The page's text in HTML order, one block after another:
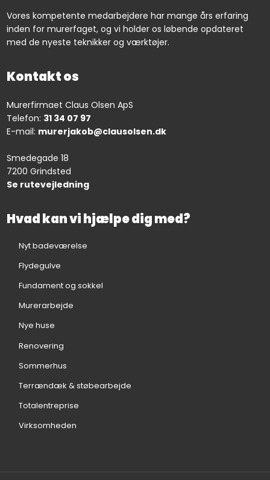
Vores kompetente medarbejdere har mange års erfaring
inden for murerfaget, og vi holder os løbende opdateret
med de nyeste teknikker og værktøjer.
Kontakt os
Murerfirmaet Claus Olsen ApS
Telefon: 31 34 07 97
E-mail: murerjakob@clausolsen.dk
Smedegade 18
7200 Grindsted
Se rutevejledning
Hvad kan vi hjælpe dig med?
Nyt badeværelse
Flydegulve
Fundament og sokkel
Murerarbejde
Nye huse
Renovering
Sommerhus
Terrændæk & støbearbejde
Totalentreprise
Virksomheden